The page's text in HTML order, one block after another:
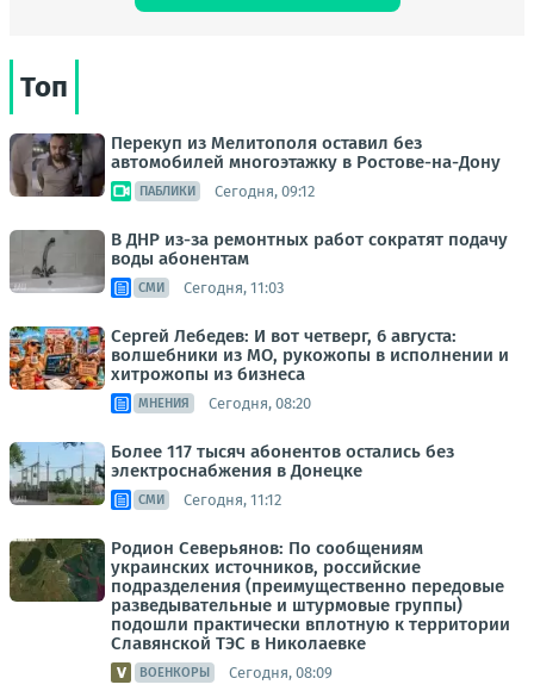
Топ
Перекуп из Мелитополя оставил без
автомобилей многоэтажку в Ростове-на-Дону
ПАБЛИКИ Сегодня, 09:12
В ДНР из-за ремонтных работ сократят подачу
воды абонентам
СМИ Сегодня, 11:03
Сергей Лебедев: И вот четверг, 6 августа:
волшебники из МО, рукожопы в исполнении и
хитрожопы из бизнеса
МНЕНИЯ Сегодня, 08:20
Более 117 тысяч абонентов остались без
электроснабжения в Донецке
СМИ Сегодня, 11:12
Родион Северьянов: По сообщениям
украинских источников, российские
подразделения (преимущественно передовые
разведывательные и штурмовые группы)
подошли практически вплотную к территории
Славянской ТЭС в Николаевке
ВОЕНКОРЫ Сегодня, 08:09